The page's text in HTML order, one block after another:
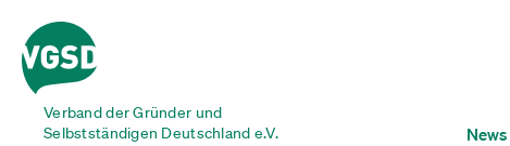
Verband der Gründer und
Selbstständigen Deutschland e.V.
News